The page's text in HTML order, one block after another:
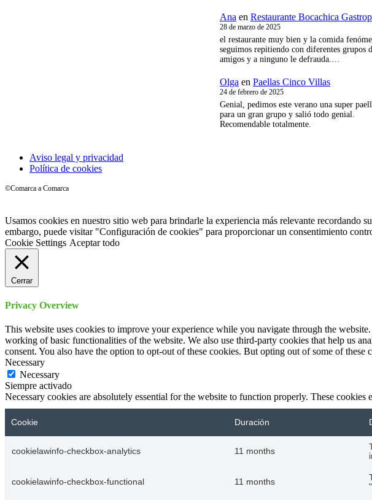
Anaen Restaurante Bocachica
28 de marzo de 2025
el restaurante muy bien y la comida
seguimos repitiendo con diferentes grupos
amigos y a ninguno le defrauda.…
Olga en Paellas Cinco Villas
24 de febrero de 2025
Genial, pedimos este verano una super
para un gran grupo y salió todo genial.
Recomendable totalmente.
Aviso legal y privacidad
Política de cookies
©Comarca a Comarca
Usamos cookies en nuestro sitio web para brindarle la experiencia más relevante
embargo, puede visitar "Configuración de cookies" para proporcionar un consentimiento
Cookie Settings Aceptar todo
Cerrar
Privacy Overview
This website uses cookies to improve your experience while you navigate through the
working of basic functionalities of the website. We also use third-party cookies that help us
consent. You also have the option to opt-out of these cookies. But opting out of some of
Necessary
Necessary
Siempre activado
Necessary cookies are absolutely essential for the website to function properly. These
Cookie Duración
cookielawinfo-checkbox-analytics 11 months
cookielawinfo-checkbox-functional 11 months